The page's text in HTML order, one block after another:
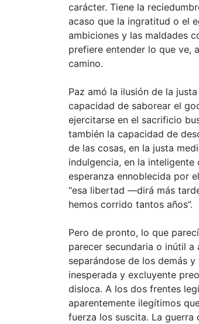
carácter. Tiene la
acaso que la ingratitud o el
ambiciones y las maldades
prefiere entender lo que ve,
camino.
Paz amó la ilusión de la
capacidad de saborear el
ejercitarse en el sacrificio
también la capacidad de
de las cosas, en la justa
indulgencia, en la
esperanza ennoblecida por
“esa libertad —dirá más
hemos corrido tantos años”.
Pero de pronto, lo que
parecer secundaria o inútil a
separándose de los demás
inesperada y excluyente
disloca. A los dos frentes
aparentemente ilegítimos
fuerza los suscita. La guerra